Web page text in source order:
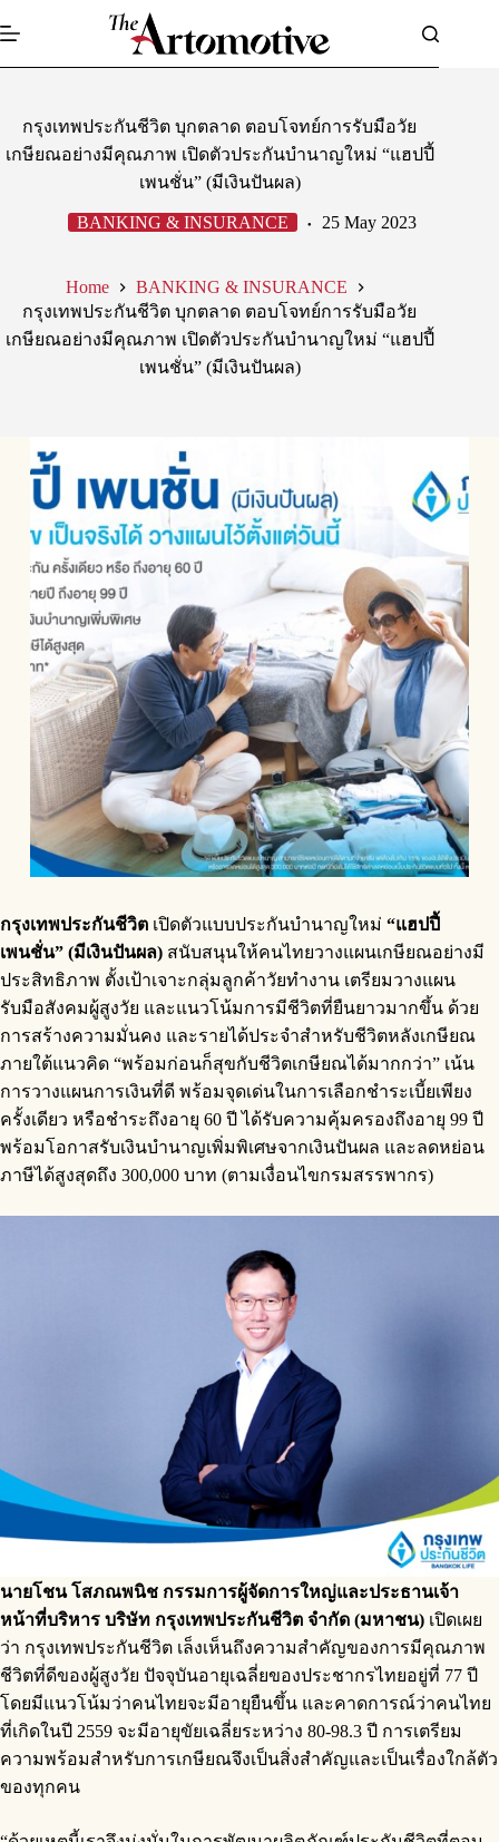
to
กรุงเทพประกันชีวิต บุกตลาด ตอบโจทย์การรับมือวัย
เกษียณอย่างมีคุณภาพ เปิดตัวประกันบำนาญใหม่ “แฮปปี้
เพนชั่น” (มีเงินปันผล)
BANKING & INSURANCE 25 May 2023
Home
BANKING & INSURANCE
กรุงเทพประกันชีวิต บุกตลาด ตอบโจทย์การรับมือวัย
เกษียณอย่างมีคุณภาพ เปิดตัวประกันบำนาญใหม่ “แฮปปี้
เพนชั่น” (มีเงินปันผล)
กรุงเทพประกันชีวิต เปิดตัวแบบประกันบำนาญใหม่ “แฮปปี้
เพนชั่น” (มีเงินปันผล) สนับสนุนให้คนไทยวางแผนเกษียณอย่างมี
ประสิทธิภาพ ตั้งเป้าเจาะกลุ่มลูกค้าวัยทำงาน เตรียมวางแผน
รับมือสังคมผู้สูงวัย และแนวโน้มการมีชีวิตที่ยืนยาวมากขึ้น ด้วย
การสร้างความมั่นคง และรายได้ประจำสำหรับชีวิตหลังเกษียณ
ภายใต้แนวคิด “พร้อมก่อนก็สุขกับชีวิตเกษียณได้มากกว่า” เน้น
การวางแผนการเงินที่ดี พร้อมจุดเด่นในการเลือกชำระเบี้ยเพียง
ครั้งเดียว หรือชำระถึงอายุ 60 ปี ได้รับความคุ้มครองถึงอายุ 99 ปี
พร้อมโอกาสรับเงินบำนาญเพิ่มพิเศษจากเงินปันผล และลดหย่อน
ภาษีได้สูงสุดถึง 300,000 บาท (ตามเงื่อนไขกรมสรรพากร)
นายโชน โสภณพนิช กรรมการผู้จัดการใหญ่และประธานเจ้า
หน้าที่บริหาร บริษัท กรุงเทพประกันชีวิต จำกัด (มหาชน) เปิดเผย
ว่า กรุงเทพประกันชีวิต เล็งเห็นถึงความสำคัญของการมีคุณภาพ
ชีวิตที่ดีของผู้สูงวัย ปัจจุบันอายุเฉลี่ยของประชากรไทยอยู่ที่ 77 ปี
โดยมีแนวโน้มว่าคนไทยจะมีอายุยืนขึ้น และคาดการณ์ว่าคนไทย
ที่เกิดในปี 2559 จะมีอายุขัยเฉลี่ยระหว่าง 80-98.3 ปี การเตรียม
ความพร้อมสำหรับการเกษียณจึงเป็นสิ่งสำคัญและเป็นเรื่องใกล้ตัว
ของทุกคน